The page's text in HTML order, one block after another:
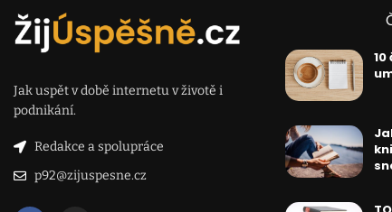
Jak uspět v době internetu v životě i
podnikání.
Redakce a spolupráce
p92@zijuspesne.cz